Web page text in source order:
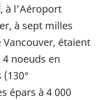
de bas de page
, à l'Aéroport
à sept milles
étaient
noeuds en
épars à 4 000